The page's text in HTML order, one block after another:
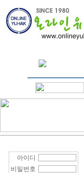
아이디
비밀번호